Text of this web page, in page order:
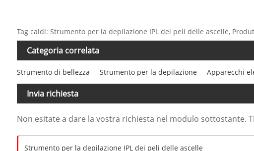
Tag caldi: Strumento per la depilazione IPL dei peli delle ascelle,
Categoria correlata
Strumento di bellezza Strumento per la depilazione Apparecchi
Invia richiesta
Non esitate a dare la vostra richiesta nel modulo sottostante.